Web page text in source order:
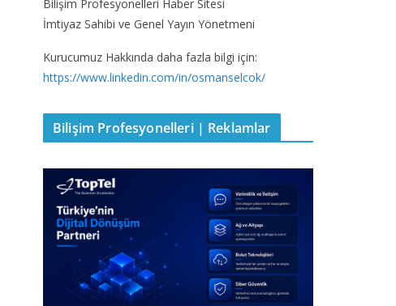
Bilişim Profesyonelleri Haber Sitesi
İmtiyaz Sahibi ve Genel Yayın Yönetmeni
Kurucumuz Hakkında daha fazla bilgi için:
https://www.linkedin.com/in/osmanselcok/
Bilişim Profesyonelleri | Reklamlar